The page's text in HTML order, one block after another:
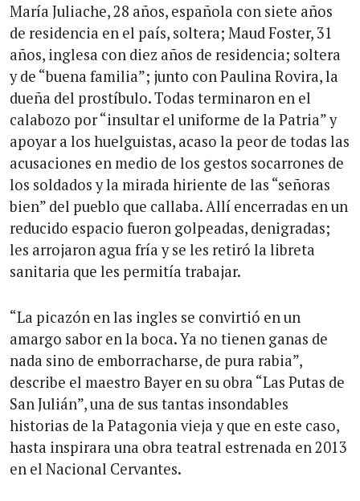
María Juliache, 28 años, española con siete años
de residencia en el país, soltera; Maud Foster, 31
años, inglesa con diez años de residencia; soltera
y de “buena familia”; junto con Paulina Rovira, la
dueña del prostíbulo. Todas terminaron en el
calabozo por “insultar el uniforme de la Patria” y
apoyar a los huelguistas, acaso la peor de todas las
acusaciones en medio de los gestos socarrones de
los soldados y la mirada hiriente de las “señoras
bien” del pueblo que callaba. Allí encerradas en un
reducido espacio fueron golpeadas, denigradas;
les arrojaron agua fría y se les retiró la libreta
sanitaria que les permitía trabajar.
“La picazón en las ingles se convirtió en un
amargo sabor en la boca. Ya no tienen ganas de
nada sino de emborracharse, de pura rabia”,
describe el maestro Bayer en su obra “Las Putas de
San Julián”, una de sus tantas insondables
historias de la Patagonia vieja y que en este caso,
hasta inspirara una obra teatral estrenada en 2013
en el Nacional Cervantes.